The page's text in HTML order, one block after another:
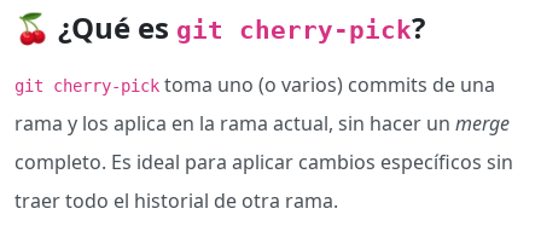
🍒 ¿Qué es git cherry-pick?
git cherry-pick toma uno (o varios) commits de una
rama y los aplica en la rama actual, sin hacer un merge
completo. Es ideal para aplicar cambios específicos sin
traer todo el historial de otra rama.